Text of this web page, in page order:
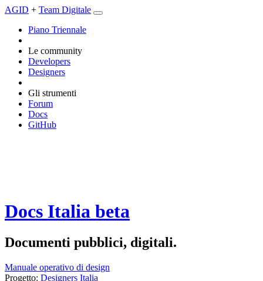
AGID + Team Digitale
Piano Triennale
Le community
Developers
Designers
Gli strumenti
Forum
Docs
GitHub
Docs Italia beta
Documenti pubblici, digitali.
Manuale operativo di design
Progetto: Designers Italia